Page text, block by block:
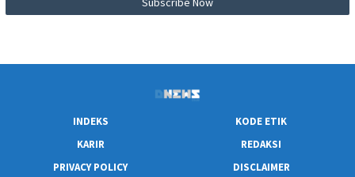
INDEKS
KODE ETIK
KARIR
REDAKSI
PRIVACY POLICY
DISCLAIMER